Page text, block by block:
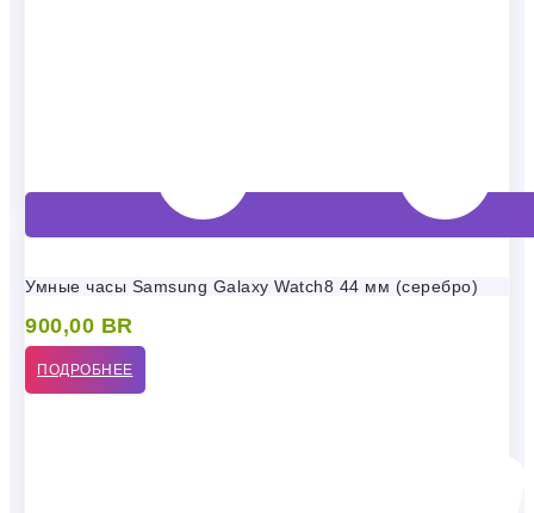
Умные часы Samsung Galaxy Watch8 44 мм (серебро)
900,00 BR
ПОДРОБНЕЕ